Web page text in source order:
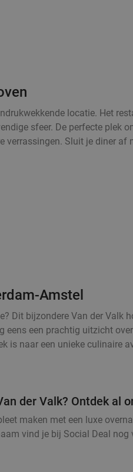
locatie. Het
sfeer. De perfecte plek
verrassingen. Sluit je diner af
Amstel
Dit bijzondere Van der Valk
een prachtig uitzicht
is naar een unieke culinaire
der Valk? Ontdek al
maken met een luxe
vind je bij Social Deal